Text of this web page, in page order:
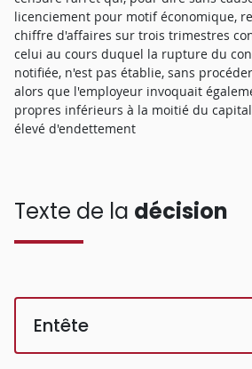
licenciement pour motif économique,
chiffre d'affaires sur trois trimestres
celui au cours duquel la rupture du
notifiée, n'est pas établie, sans
alors que l'employeur invoquait
propres inférieurs à la moitié du
élevé d'endettement
Texte de la décision
Entête